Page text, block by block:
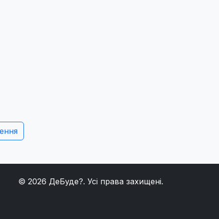
© 2026 ДеБуде?. Усі права захищені.